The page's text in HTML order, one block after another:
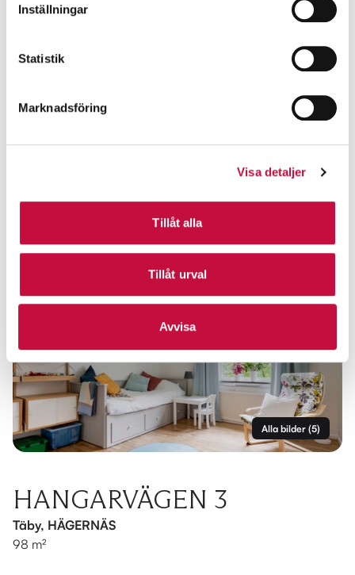
Inställningar
Statistik
Marknadsföring
Visa detaljer
Tillåt alla
Tillåt urval
Avvisa
Alla bilder (5)
HANGARVÄGEN 3
Täby, HÄGERNÄS
98 m²